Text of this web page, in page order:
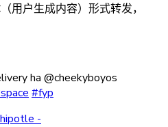
用户生成内容）形式转发，
ha @cheekyboyos
#fyp
-